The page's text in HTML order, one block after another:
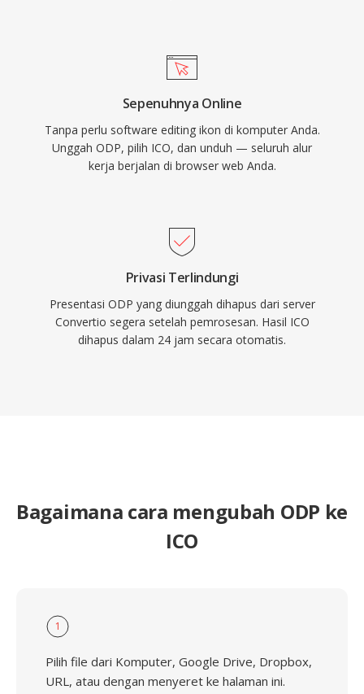
Sepenuhnya Online
Tanpa perlu software editing ikon di komputer Anda.
Unggah ODP, pilih ICO, dan unduh — seluruh alur
kerja berjalan di browser web Anda.
Privasi Terlindungi
Presentasi ODP yang diunggah dihapus dari server
Convertio segera setelah pemrosesan. Hasil ICO
dihapus dalam 24 jam secara otomatis.
Bagaimana cara mengubah ODP ke
ICO
1
Pilih file dari Komputer, Google Drive, Dropbox,
URL, atau dengan menyeret ke halaman ini.